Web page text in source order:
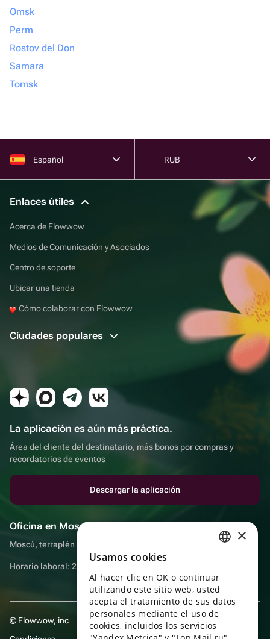
Omsk
Perm
Rostov del Don
Samara
Tomsk
Español RUB
Enlaces útiles
Acerca de Flowwow
Medios de Comunicación y Asociados
Centro de soporte
Ubicar una tienda
Cómo colaborar con Flowwow
Ciudades populares
La aplicación es aún más práctica.
Área del cliente del destinatario, más bonos por compras y
recordatorios de eventos
Descargar la aplicación
Oficina en Moscú
Moscú, terraplén Sadovnicheskaya, 9, sala 2/3
Horario laboral: 24 horas
© Flowwow, inc
ENGLISH
UKRAINIAN
PORTUGUESE
×
Usamos cookies
Al hacer clic en OK o continuar
utilizando este sitio web, usted
acepta el tratamiento de sus datos
personales mediante el uso de
cookies, incluidos los servicios